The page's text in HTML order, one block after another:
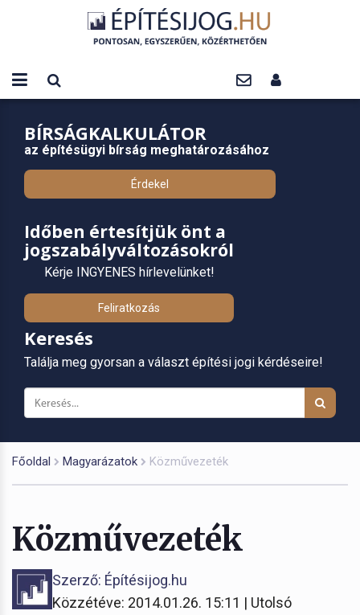
BÍRSÁGKALKULÁTOR
az építésügyi bírság meghatározásához
Érdekel
Időben értesítjük önt a
jogszabályváltozásokról
Kérje INGYENES hírlevelünket!
Feliratkozás
Keresés
Találja meg gyorsan a választ építési jogi kérdéseire!
Főoldal Magyarázatok Közművezeték
Közművezeték
Szerző: Építésijog.hu
Közzétéve: 2014.01.26. 15:11 | Utolsó